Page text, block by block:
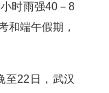
时雨强40－8
和端午假期，
至22日，武汉